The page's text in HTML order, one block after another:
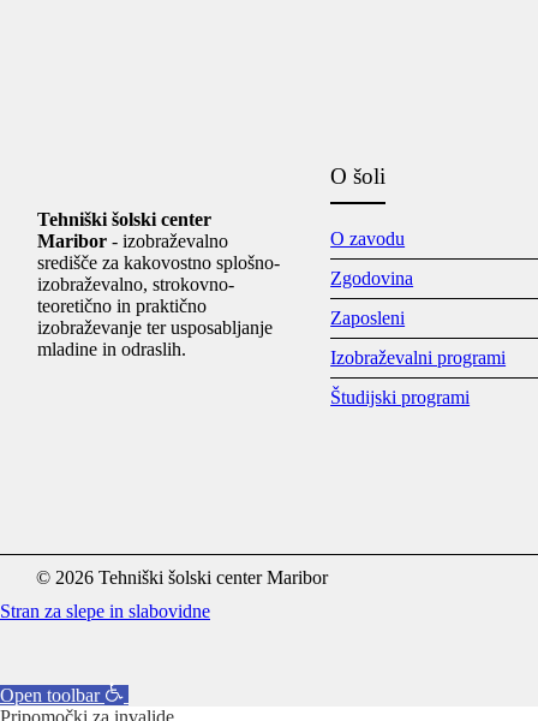
Tehniški šolski center
Maribor - izobraževalno
središče za kakovostno splošno-
izobraževalno, strokovno-
teoretično in praktično
izobraževanje ter usposabljanje
mladine in odraslih.
O šoli
O zavodu
Zgodovina
Zaposleni
Izobraževalni programi
Študijski programi
© 2026 Tehniški šolski center Maribor
Stran za slepe in slabovidne
Open toolbar